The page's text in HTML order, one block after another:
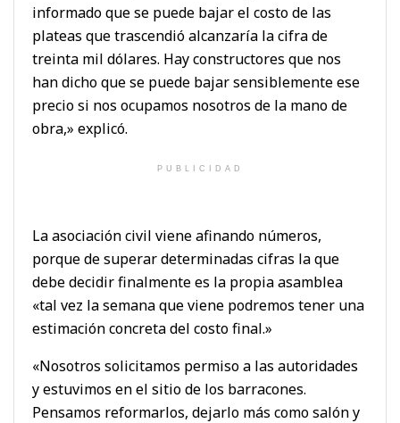
informado que se puede bajar el costo de las
plateas que trascendió alcanzaría la cifra de
treinta mil dólares. Hay constructores que nos
han dicho que se puede bajar sensiblemente ese
precio si nos ocupamos nosotros de la mano de
obra,» explicó.
PUBLICIDAD
La asociación civil viene afinando números,
porque de superar determinadas cifras la que
debe decidir finalmente es la propia asamblea
«tal vez la semana que viene podremos tener una
estimación concreta del costo final.»
«Nosotros solicitamos permiso a las autoridades
y estuvimos en el sitio de los barracones.
Pensamos reformarlos, dejarlo más como salón y